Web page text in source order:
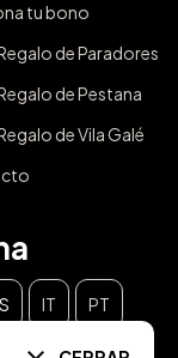
tu bono
de Paradores
de Pestana
de Vila Galé
IT PT